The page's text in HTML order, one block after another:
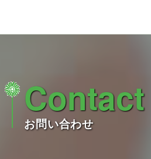
Contact
お問い合わせ